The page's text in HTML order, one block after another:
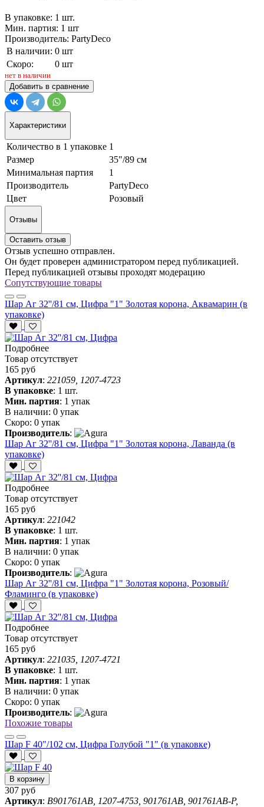
В упаковке: 1 шт.
Мин. партия: 1 шт
Производитель: PartyDeco
В наличии: 0 шт
Скоро:
0 шт
нет в наличии
Добавить в сравнение
Характеристики
Количество в 1 упаковке 1
Размер
35"/89 см
Минимальная партия
1
Производитель
PartyDeco
Цвет
Розовый
Отзывы
Оставить отзыв
Отзыв успешно отправлен.
Он будет проверен администратором перед публикацией.
Перед публикацией отзывы проходят модерацию
Сопутствующие товары
Шар Аг 32''/81 см, Цифра "1" Золотая корона, Аквамарин (в
упаковке)
Подробнее
Товар отсутствует
165 руб
Артикул: 221059, 1207-4723
В упаковке: 1 шт.
Мин. партия: 1 упак
В наличии: 0 упак
Скоро: 0 упак
Производитель:
Шар Аг 32''/81 см, Цифра "1" Золотая корона, Лаванда (в
упаковке)
Подробнее
Товар отсутствует
165 руб
Артикул: 221042
В упаковке: 1 шт.
Мин. партия: 1 упак
В наличии: 0 упак
Скоро: 0 упак
Производитель:
Шар Аг 32''/81 см, Цифра "1" Золотая корона, Розовый/
Фламинго (в упаковке)
Подробнее
Товар отсутствует
165 руб
Артикул: 221035, 1207-4721
В упаковке: 1 шт.
Мин. партия: 1 упак
В наличии: 0 упак
Скоро: 0 упак
Производитель:
Похожие товары
Шар F 40"/102 см, Цифра Голубой "1" (в упаковке)
В корзину
307 руб
Артикул: B901761AB, 1207-4753, 901761AB, 901761AB-P,